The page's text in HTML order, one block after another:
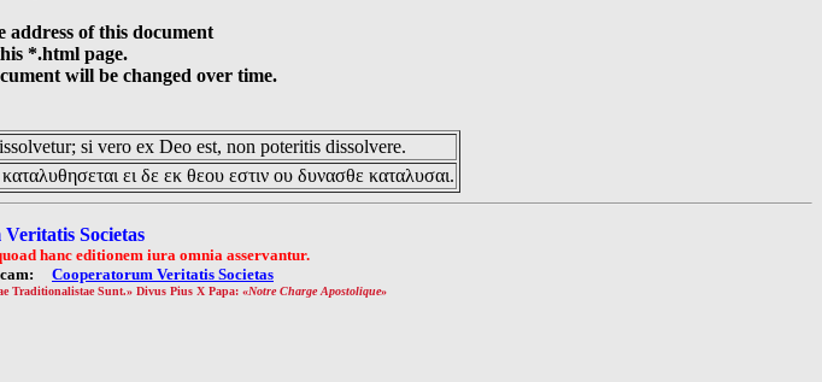
address of this document
*.html page.
will be changed over time.
si vero ex Deo est, non poteritis dissolvere.
ει δε εκ θεου εστιν ου δυνασθε καταλυσαι.
Societas
hanc editionem iura omnia asservantur.
Cooperatorum Veritatis Societas
Traditionalistae Sunt.» Divus Pius X Papa: «Notre Charge Apostolique»